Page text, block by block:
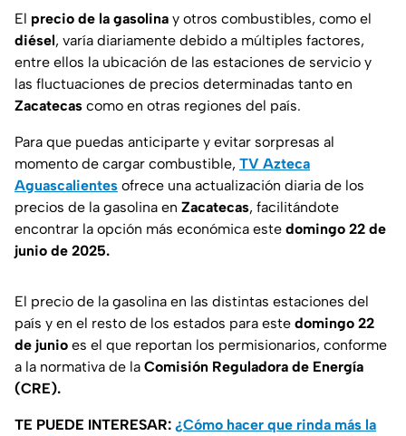
El precio de la gasolina y otros combustibles, como el
diésel, varía diariamente debido a múltiples factores,
entre ellos la ubicación de las estaciones de servicio y
las fluctuaciones de precios determinadas tanto en
Zacatecas como en otras regiones del país.
Para que puedas anticiparte y evitar sorpresas al
momento de cargar combustible, TV Azteca
Aguascalientes ofrece una actualización diaria de los
precios de la gasolina en Zacatecas, facilitándote
encontrar la opción más económica este domingo 22 de
junio de 2025.
El precio de la gasolina en las distintas estaciones del
país y en el resto de los estados para este domingo 22
de junio es el que reportan los permisionarios, conforme
a la normativa de la Comisión Reguladora de Energía
(CRE).
TE PUEDE INTERESAR: ¿Cómo hacer que rinda más la